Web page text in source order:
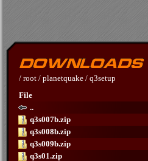
/ root / planetquake / q3setup
File
..
q3s007b.zip
q3s008b.zip
q3s009b.zip
q3s01.zip